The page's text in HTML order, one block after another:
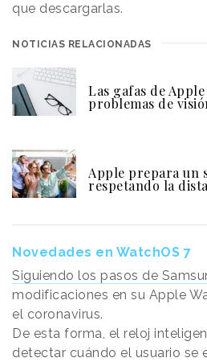
que descargarlas.
NOTICIAS RELACIONADAS
Las gafas de
problemas de
Apple prepara un
respetando la
Novedades en WatchOS 7
Siguiendo los pasos de
modificaciones en su Apple
el coronavirus.
De esta forma, el reloj
detectar cuándo el usuario se